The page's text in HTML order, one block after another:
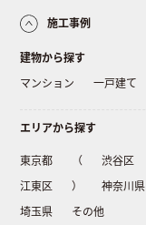
施工事例
建物から探す
マンション
一戸建て
エリアから探す
東京都 （ 渋谷区
江東区
） 神奈川県
埼玉県
その他